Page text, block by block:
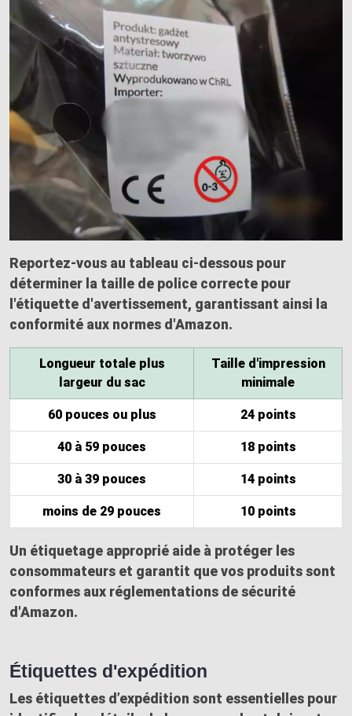
Reportez-vous au tableau ci-dessous pour
déterminer la taille de police correcte pour
l'étiquette d'avertissement, garantissant ainsi la
conformité aux normes d'Amazon.
Longueur totale plus
largeur du sac
Taille d'impression
minimale
60 pouces ou plus 24 points
40 à 59 pouces 18 points
30 à 39 pouces 14 points
moins de 29 pouces 10 points
Un étiquetage approprié aide à protéger les
consommateurs et garantit que vos produits sont
conformes aux réglementations de sécurité
d'Amazon.
Étiquettes d'expédition
Les étiquettes d’expédition sont essentielles pour